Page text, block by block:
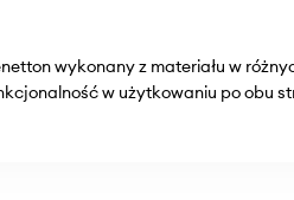
wykonany z materiału w
w użytkowaniu po obu